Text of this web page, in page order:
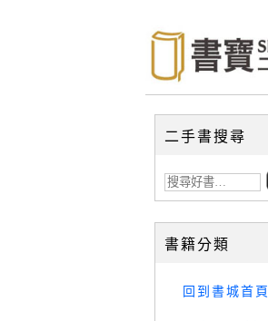
二手書搜尋
書籍分類
回到書城首頁